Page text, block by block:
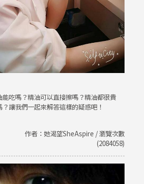
吃嗎？精油可以直接擦嗎？精油都很貴
讓我們一起來解答這樣的疑惑吧！
作者：她渴望SheAspire / 瀏覽次數
(2084058)